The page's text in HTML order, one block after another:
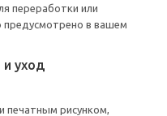
переработки или
предусмотрено в вашем
уход
печатным рисунком,